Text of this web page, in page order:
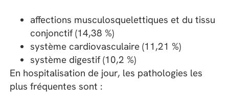
affections musculosquelettiques et du tissu
conjonctif (14,38 %)
système cardiovasculaire (11,21 %)
système digestif (10,2 %)
En hospitalisation de jour, les pathologies les
plus fréquentes sont :